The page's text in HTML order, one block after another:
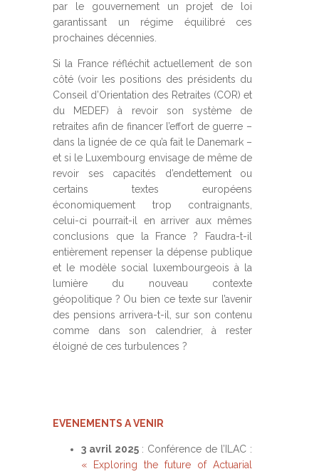
par le gouvernement un projet de loi
garantissant un régime équilibré ces
prochaines décennies.
Si la France réfléchit actuellement de son
côté (voir les positions des présidents du
Conseil d’Orientation des Retraites (COR) et
du MEDEF) à revoir son système de
retraites afin de financer l’effort de guerre –
dans la lignée de ce qu’a fait le Danemark –
et si le Luxembourg envisage de même de
revoir ses capacités d’endettement ou
certains textes européens
économiquement trop contraignants,
celui-ci pourrait-il en arriver aux mêmes
conclusions que la France ? Faudra-t-il
entièrement repenser la dépense publique
et le modèle social luxembourgeois à la
lumière du nouveau contexte
géopolitique ? Ou bien ce texte sur l’avenir
des pensions arrivera-t-il, sur son contenu
comme dans son calendrier, à rester
éloigné de ces turbulences ?
EVENEMENTS A VENIR
3 avril 2025 : Conférence de l’ILAC :
« Exploring the future of Actuarial